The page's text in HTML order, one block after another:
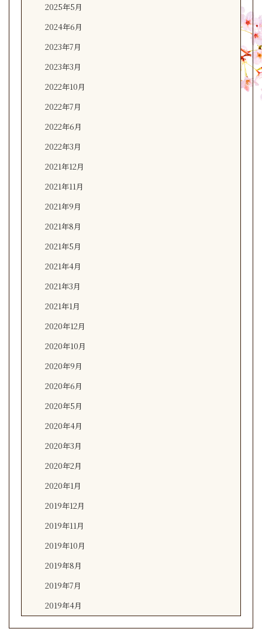
2025年5月
2024年6月
2023年7月
2023年3月
2022年10月
2022年7月
2022年6月
2022年3月
2021年12月
2021年11月
2021年9月
2021年8月
2021年5月
2021年4月
2021年3月
2021年1月
2020年12月
2020年10月
2020年9月
2020年6月
2020年5月
2020年4月
2020年3月
2020年2月
2020年1月
2019年12月
2019年11月
2019年10月
2019年8月
2019年7月
2019年4月